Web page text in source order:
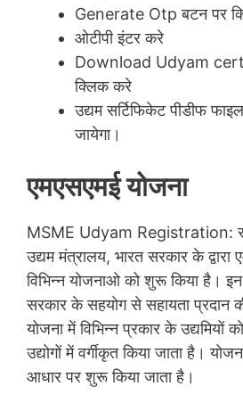
Generate Otp बटन पर
ओटीपी इंटर करे
Download Udyam
क्लिक करे
उद्यम सर्टिफिकेट पीडीफ
जायेगा।
एमएसएमई योजना
MSME Udyam Registration:
उद्यम मंत्रालय, भारत सरकार के
विभिन्न योजनाओ को शुरू किया है।
सरकार के सहयोग से सहायता प्रदान
योजना में विभिन्न प्रकार के उद्यमियों
उद्योगों में वर्गीकृत किया जाता है।
आधार पर शुरू किया जाता है।